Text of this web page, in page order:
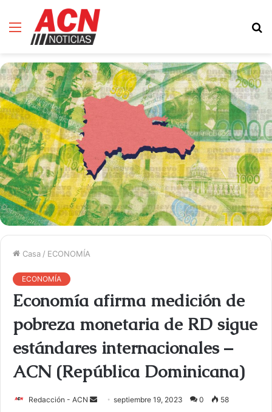
Menú
Casa / ECONOMÍA
ECONOMÍA
Economía afirma medición de
pobreza monetaria de RD sigue
estándares internacionales –
ACN (República Dominicana)
Redacción - ACN septiembre 19, 2023 0 58